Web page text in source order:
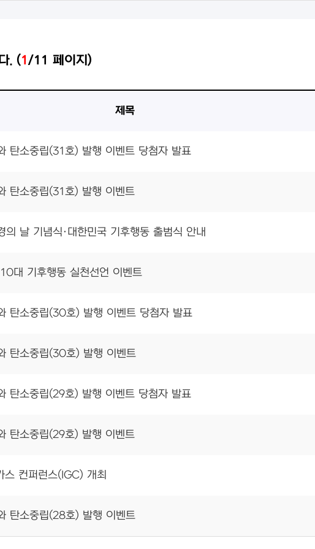
. (1/11 페이지)
제목
탄소중립(31호) 발행 이벤트 당첨자 발표
탄소중립(31호) 발행 이벤트
의 날 기념식·대한민국 기후행동 출범식 안내
대 기후행동 실천선언 이벤트
탄소중립(30호) 발행 이벤트 당첨자 발표
탄소중립(30호) 발행 이벤트
탄소중립(29호) 발행 이벤트 당첨자 발표
탄소중립(29호) 발행 이벤트
스 컨퍼런스(IGC) 개최
탄소중립(28호) 발행 이벤트